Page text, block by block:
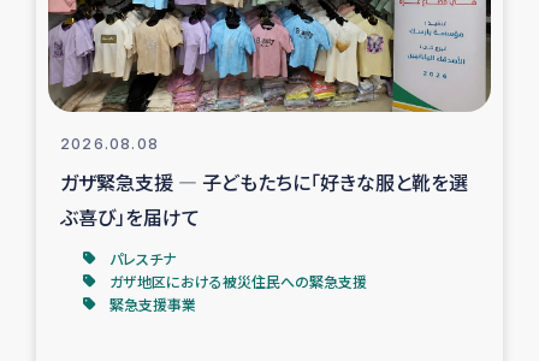
シリア国内避難民・帰還民の生活再建支援
トルコにおけるシリア難民支援事業
インドネシア中部 スラウェシの地震・津波被災者支援
スリランカ ジャフナ県干物事業
2026.08.08
ガザ緊急支援 ― 子どもたちに「好きな服と靴を選
ぶ喜び」を届けて
パレスチナ
ガザ地区における被災住民への緊急支援
緊急支援事業